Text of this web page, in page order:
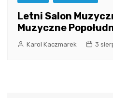
Letni Salon
Muzyczne
Karol Kaczmarek 3